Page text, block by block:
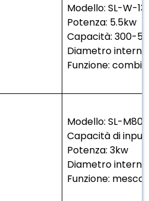
Modello: SL-W-
Potenza: 5.5kw
Capacità: 300-
Diametro
Funzione:
Modello: SL-M800
Capacità di
Potenza: 3kw
Diametro
Funzione: